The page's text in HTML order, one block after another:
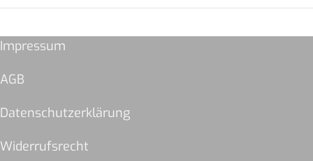
Impressum
AGB
Datenschutzerklärung
Widerrufsrecht